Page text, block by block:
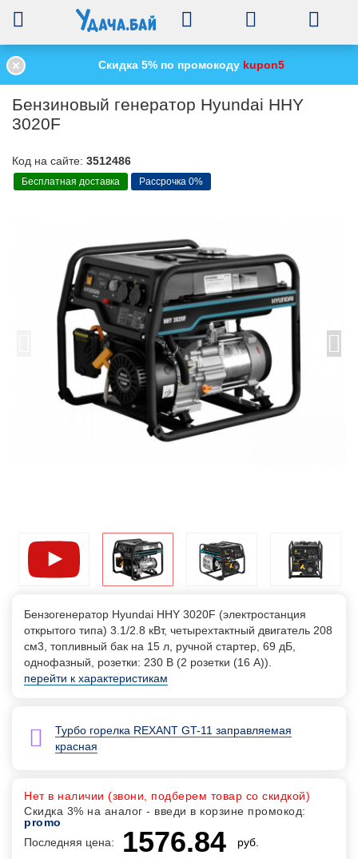
Главная Строительное оборудование/ Генераторы/ Бензиновый
Бензиновый генератор Hyundai HHY
3020F
Код на сайте: 3512486
Бесплатная доставка Рассрочка 0%
Бензогенератор Hyundai HHY 3020F (электростанция
открытого типа) 3.1/2.8 кВт, четырехтактный двигатель 208
см3, топливный бак на 15 л, ручной стартер, 69 дБ,
однофазный, розетки: 230 В (2 розетки (16 А)).
перейти к характеристикам
Турбо горелка REXANT GT-11 заправляемая
красная
Нет в наличии (звони, подберем товар со скидкой)
Скидка 3% на аналог - введи в корзине промокод:
promo
Последняя цена:
1576.84 руб.
Скидка 5% по промокоду kupon5